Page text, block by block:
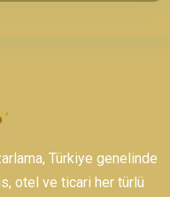
Türkiye genelinde
otel ve ticari her türlü